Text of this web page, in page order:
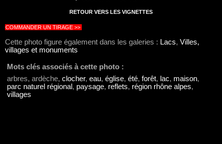
RETOUR VERS LES VIGNETTES
COMMANDER UN TIRAGE >>
Cette photo figure également dans les galeries : Lacs, Villes,
villages et monuments
Mots clés associés à cette photo :
arbres, ardèche, clocher, eau, église, été, forêt, lac, maison,
parc naturel régional, paysage, reflets, région rhône alpes,
villages